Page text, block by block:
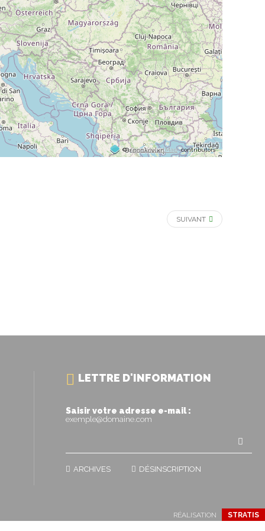
© OpenStreetMap contributors
SUIVANT
LETTRE D'INFORMATION
Saisir votre adresse e-mail :
exemple@domaine.com
ARCHIVES DÉSINSCRIPTION
RÉALISATION STRATIS